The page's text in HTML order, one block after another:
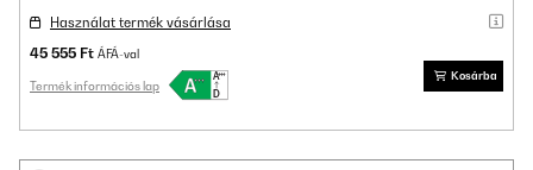
Használat termék vásárlása
45 555 Ft ÁFÁ-val
Termék információs lap
Kosárba